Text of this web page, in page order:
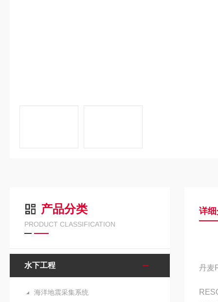
产品分类
PRODUCT CLASSIFICATION
水下工程
海洋地震采集系统
详
丹麦